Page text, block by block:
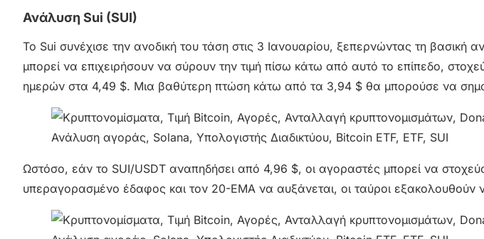
Ανάλυση Sui (SUI)
Το Sui συνέχισε την ανοδική του τάση στις 3 Ιανουαρίου, ξεπερνώντας τη βασική
μπορεί να επιχειρήσουν να σύρουν την τιμή πίσω κάτω από αυτό το επίπεδο,
ημερών στα 4,49 $. Μια βαθύτερη πτώση κάτω από τα 3,94 $ θα μπορούσε να
Ωστόσο, εάν το SUI/USDT αναπηδήσει από 4,96 $, οι αγοραστές μπορεί να
υπεραγορασμένο έδαφος και τον 20-EMA να αυξάνεται, οι ταύροι εξακολουθούν